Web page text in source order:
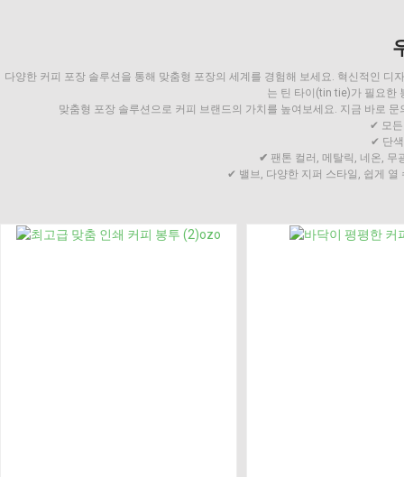
다양한 커피 포장 솔루션을 통해 맞춤형 포장의 세계를 경험해 보세요. 혁신적인
는 틴 타이(tin tie)가 필요한
맞춤형 포장 솔루션으로 커피 브랜드의 가치를 높여보세요. 지금 바로
✔ 모든
✔ 단
✔ 팬톤 컬러, 메탈릭, 네온, 무
✔ 밸브, 다양한 지퍼 스타일, 쉽게 열